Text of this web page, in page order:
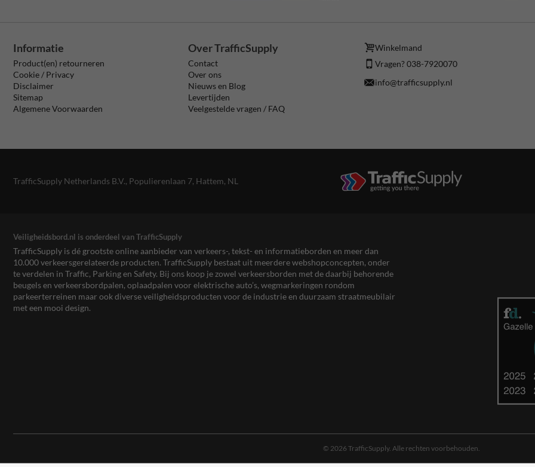
Informatie
Product(en) retourneren
Cookie / Privacy
Disclaimer
Sitemap
Algemene Voorwaarden
Over TrafficSupply
Contact
Over ons
Nieuws en Blog
Levertijden
Veelgestelde vragen / FAQ
Winkelmand
Vragen? 038-7920070
info@trafficsupply.nl
TrafficSupply Netherlands B.V., Populierenlaan 7, Hattem, NL
Veiligheidsbord.nl is onderdeel van TrafficSupply
TrafficSupply is dé grootste online aanbieder van verkeers-, tekst- en informatieborden en meer dan
10.000 verkeersgerelateerde producten. TrafficSupply bestaat uit meerdere webshopconcepten, onder
te verdelen in Traffic, Parking en Safety. Bij ons koop je zowel verkeersborden met de daarbij behorende
beugels en verkeersbordpalen, oplaadpalen voor elektrische auto’s, wegmarkeringen rondom
parkeerterreinen maar ook diverse veiligheidsproducten voor de industrie en duurzaam straatmeubilair
met een mooi design.
© 2026 TrafficSupply. Alle rechten voorbehouden.